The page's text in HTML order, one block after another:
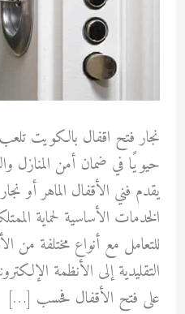
نجار فتح اقفال بالكويت
حيويًا في ضمان أمن المنازل
يقدم فني الأقفال الماهر أو
الخدمات الأساسية لحماية
للتعامل مع أنواع مختلفة من
التقليدية إلى الأنظمة
على فتح الأقفال فحسب […]